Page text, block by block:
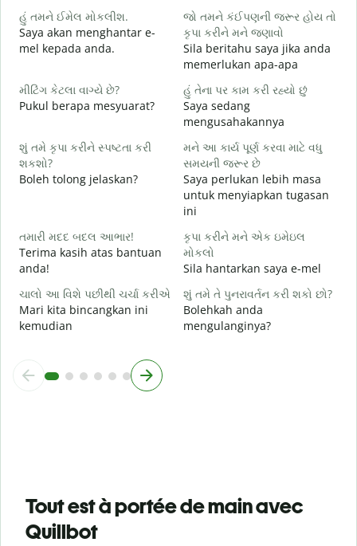
હું તમને ઈમેલ મોકલીશ.
Saya akan menghantar e-
mel kepada anda.
જો તમને કંઈપણની જરૂર હોય તો
કૃપા કરીને મને જણાવો
Sila beritahu saya jika anda
memerlukan apa-apa
મીટિંગ કેટલા વાગ્યે છે?
Pukul berapa mesyuarat?
હું તેના પર કામ કરી રહ્યો છું
Saya sedang
mengusahakannya
શું તમે કૃપા કરીને સ્પષ્ટતા કરી
શકશો?
Boleh tolong jelaskan?
મને આ કાર્ય પૂર્ણ કરવા માટે વધુ
સમયની જરૂર છે
Saya perlukan lebih masa
untuk menyiapkan tugasan
ini
તમારી મદદ બદલ આભાર!
Terima kasih atas bantuan
anda!
કૃપા કરીને મને એક ઇમેઇલ
મોકલો
Sila hantarkan saya e-mel
ચાલો આ વિશે પછીથી ચર્ચા કરીએ
Mari kita bincangkan ini
kemudian
શું તમે તે પુનરાવર્તન કરી શકો છો?
Bolehkah anda
mengulanginya?
Tout est à portée de main avec
Quillbot